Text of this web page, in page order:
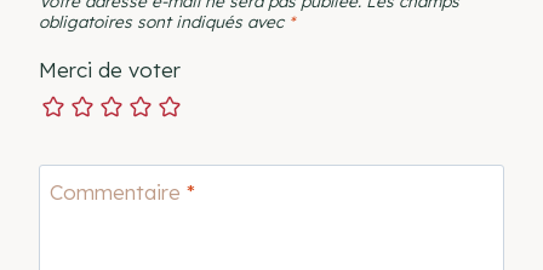
obligatoires sont indiqués avec *
Merci de voter
Commentaire *